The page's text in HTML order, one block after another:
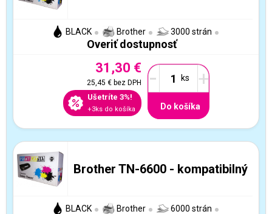
BLACK Brother 3000 strán
Overiť dostupnosť
31,30 €
25,45 €bez DPH
Ušetríte 3%!
+3ks do košíka
- +
Do košíka
Brother TN-6600 - kompatibilný
BLACK Brother 6000 strán